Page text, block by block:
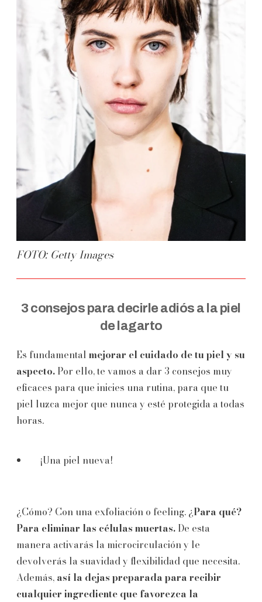
FOTO: Getty Images
3 consejos para decirle adiós a la piel
de lagarto
Es fundamental mejorar el cuidado de tu piel y su
aspecto. Por ello, te vamos a dar 3 consejos muy
eficaces para que inicies una rutina, para que tu
piel luzca mejor que nunca y esté protegida a todas
horas.
¡Una piel nueva!
¿Cómo? Con una exfoliación o feeling. ¿Para qué?
Para eliminar las células muertas. De esta
manera activarás la microcirculación y le
devolverás la suavidad y flexibilidad que necesita.
Además, así la dejas preparada para recibir
cualquier ingrediente que favorezca la